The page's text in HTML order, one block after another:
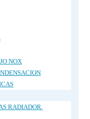
NOX
RADIADOR.